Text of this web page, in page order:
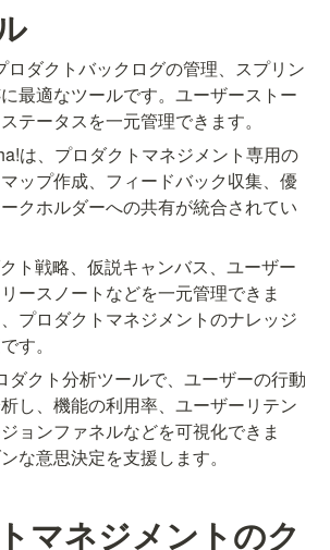
ロダクトバックログの管理、スプリン
最適なツールです。ユーザーストー
テータスを一元管理できます。
は、プロダクトマネジメント専用の
ップ作成、フィードバック収集、優
クホルダーへの共有が統合されてい
ト戦略、仮説キャンバス、ユーザー
ースノートなどを一元管理できま
プロダクトマネジメントのナレッジ
す。
ダクト分析ツールで、ユーザーの行動
し、機能の利用率、ユーザーリテン
ョンファネルなどを可視化できま
な意思決定を支援します。
マネジメントのク